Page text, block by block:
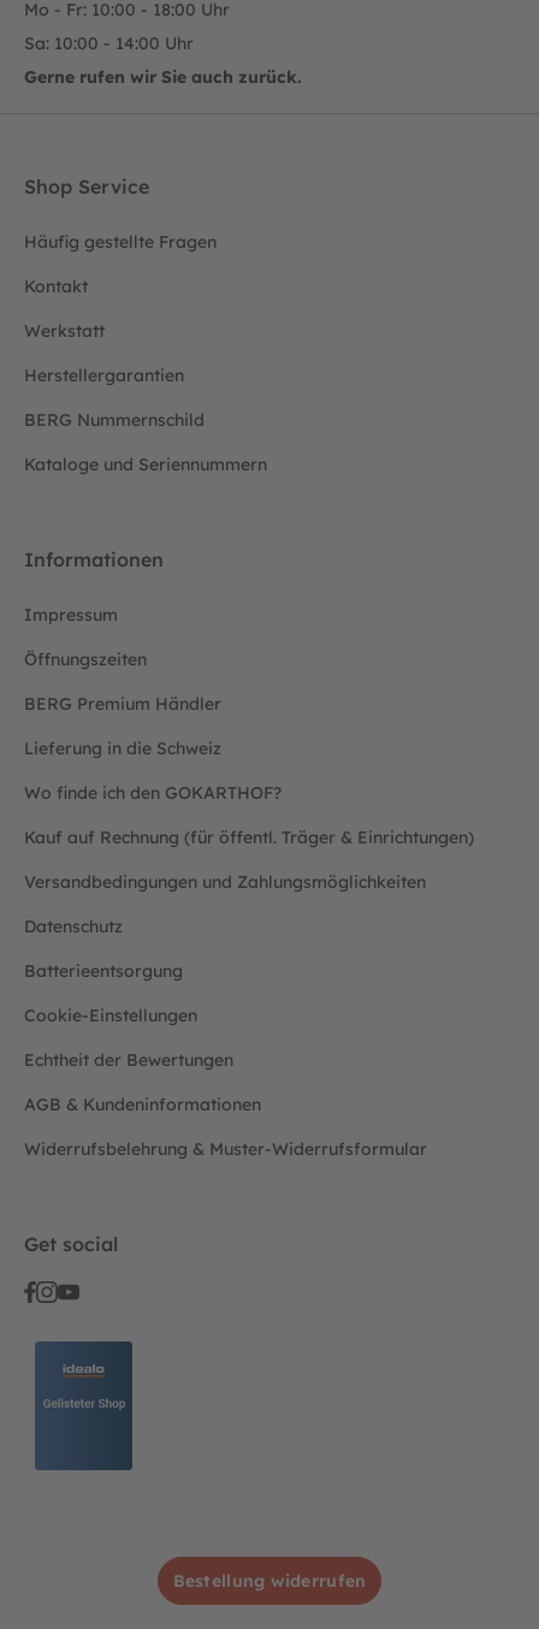
Mo - Fr: 10:00 - 18:00 Uhr
Sa: 10:00 - 14:00 Uhr
Gerne rufen wir Sie auch zurück.
Shop Service
Häufig gestellte Fragen
Kontakt
Werkstatt
Herstellergarantien
BERG Nummernschild
Kataloge und Seriennummern
Informationen
Impressum
Öffnungszeiten
BERG Premium Händler
Lieferung in die Schweiz
Wo finde ich den GOKARTHOF?
Kauf auf Rechnung (für öffentl. Träger & Einrichtungen)
Versandbedingungen und Zahlungsmöglichkeiten
Datenschutz
Batterieentsorgung
Cookie-Einstellungen
Echtheit der Bewertungen
AGB & Kundeninformationen
Widerrufsbelehrung & Muster-Widerrufsformular
Get social
Bestellung widerrufen